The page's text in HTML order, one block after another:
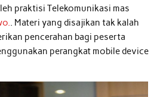
praktisi Telekomunikasi mas
. Materi yang disajikan tak kalah
pencerahan bagi peserta
perangkat mobile device